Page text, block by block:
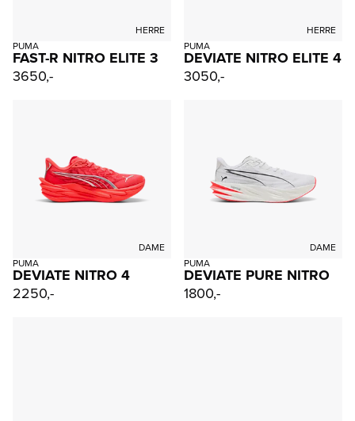
HERRE
PUMA
FAST-R NITRO ELITE 3
3650,-
HERRE
PUMA
DEVIATE NITRO ELITE 4
3050,-
DAME
PUMA
DEVIATE NITRO 4
2250,-
DAME
PUMA
DEVIATE PURE NITRO
1800,-